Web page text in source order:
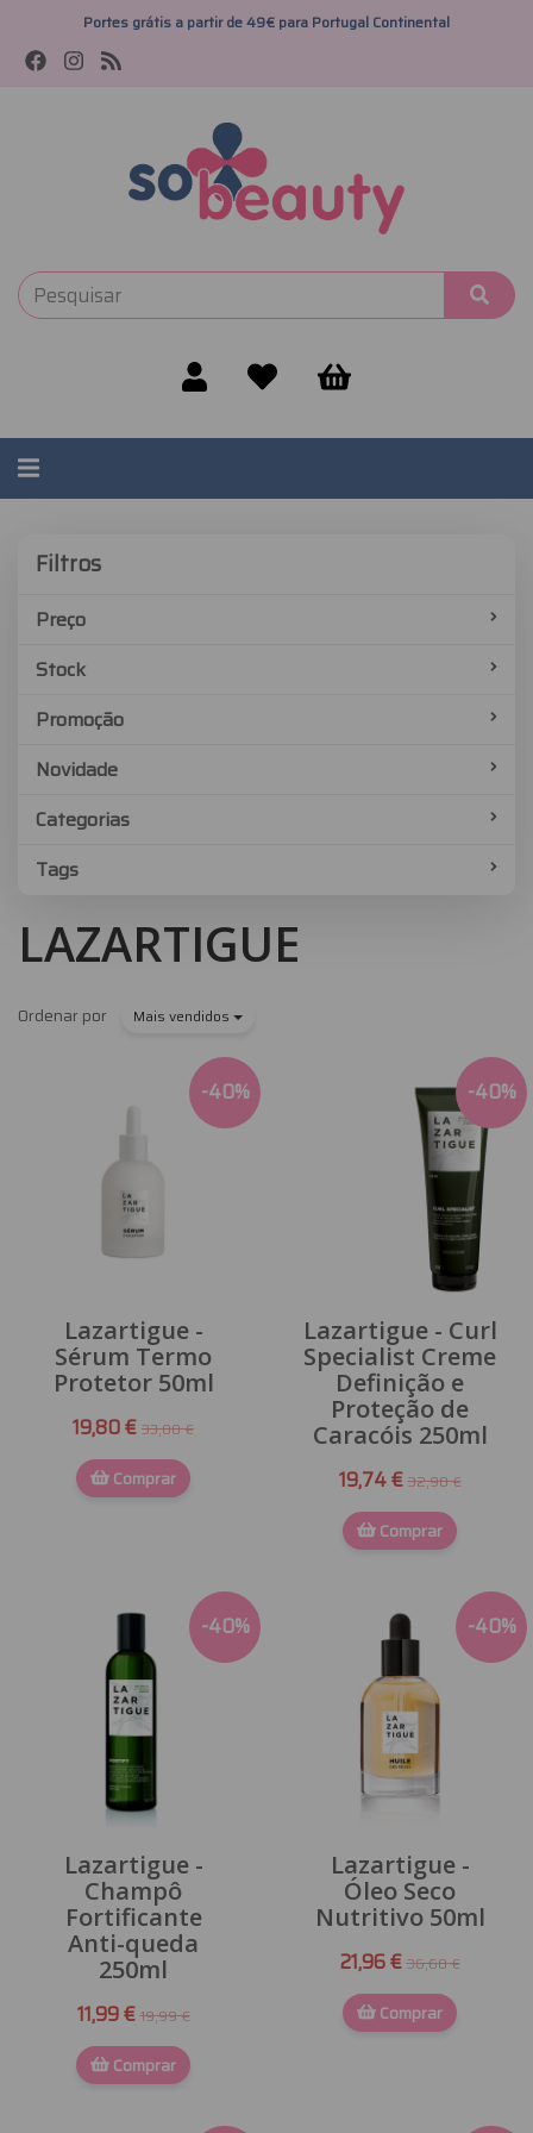
Portes grátis a partir de 49€ para Portugal Continental
Alternar
navegação
Filtros
Preço
Stock
Promoção
Novidade
Categorias
Tags
LAZARTIGUE
Ordenar por Mais vendidos
-40%
Lazartigue -
Sérum Termo
Protetor 50ml
19,80 € 33,00 €
Comprar
-40%
Lazartigue - Curl
Specialist Creme
Definição e
Proteção de
Caracóis 250ml
19,74 €32,90 €
Comprar
-40%
Lazartigue -
Champô
Fortificante
Anti-queda
250ml
11,99 €19,99 €
Comprar
-40%
Lazartigue -
Óleo Seco
Nutritivo 50ml
21,96 €36,60 €
Comprar